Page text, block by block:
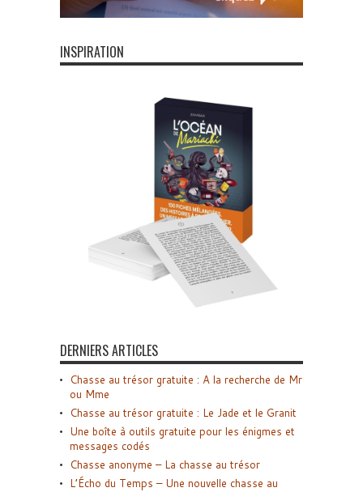
INSPIRATION
DERNIERS ARTICLES
Chasse au trésor gratuite : A la recherche de Mr
ou Mme
Chasse au trésor gratuite : Le Jade et le Granit
Une boîte à outils gratuite pour les énigmes et
messages codés
Chasse anonyme – La chasse au trésor
L’Écho du Temps – Une nouvelle chasse au